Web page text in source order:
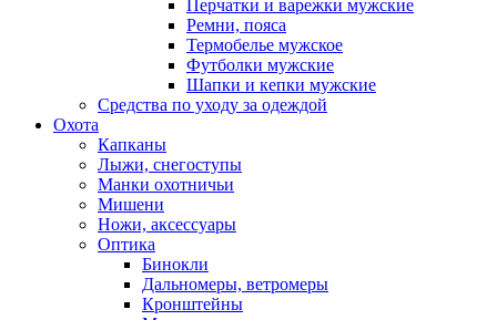
Перчатки и варежки мужские
Ремни, пояса
Термобелье мужское
Футболки мужские
Шапки и кепки мужские
Средства по уходу за одеждой
Охота
Капканы
Лыжи, снегоступы
Манки охотничьи
Мишени
Ножи, аксессуары
Оптика
Бинокли
Дальномеры, ветромеры
Кронштейны